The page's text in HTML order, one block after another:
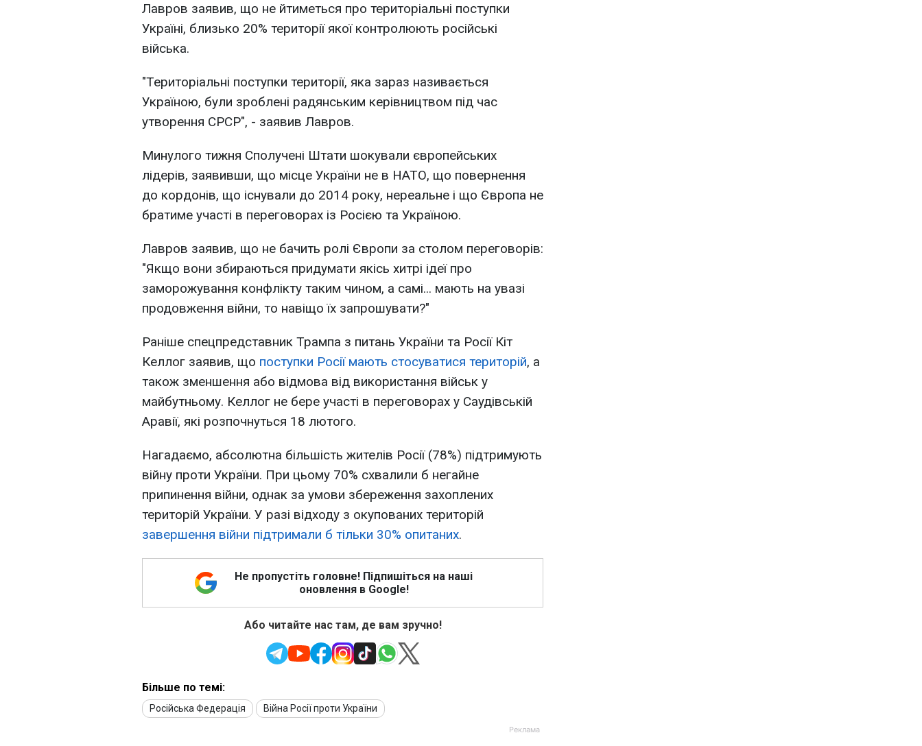
Лавров заявив, що не йтиметься про територіальні поступки
Україні, близько 20% території якої контролюють російські
війська.
"Територіальні поступки території, яка зараз називається
Україною, були зроблені радянським керівництвом під час
утворення СРСР", - заявив Лавров.
Минулого тижня Сполучені Штати шокували європейських
лідерів, заявивши, що місце України не в НАТО, що повернення
до кордонів, що існували до 2014 року, нереальне і що Європа не
братиме участі в переговорах із Росією та Україною.
Лавров заявив, що не бачить ролі Європи за столом переговорів:
"Якщо вони збираються придумати якісь хитрі ідеї про
заморожування конфлікту таким чином, а самі... мають на увазі
продовження війни, то навіщо їх запрошувати?"
Раніше спецпредставник Трампа з питань України та Росії Кіт
Келлог заявив, що поступки Росії мають стосуватися територій, а
також зменшення або відмова від використання військ у
майбутньому. Келлог не бере участі в переговорах у Саудівській
Аравії, які розпочнуться 18 лютого.
Нагадаємо, абсолютна більшість жителів Росії (78%) підтримують
війну проти України. При цьому 70% схвалили б негайне
припинення війни, однак за умови збереження захоплених
територій України. У разі відходу з окупованих територій
завершення війни підтримали б тільки 30% опитаних.
Не пропустіть головне! Підпишіться на наші
оновлення в Google!
Або читайте нас там, де вам зручно!
Більше по темі:
Російська Федерація Війна Росії проти України